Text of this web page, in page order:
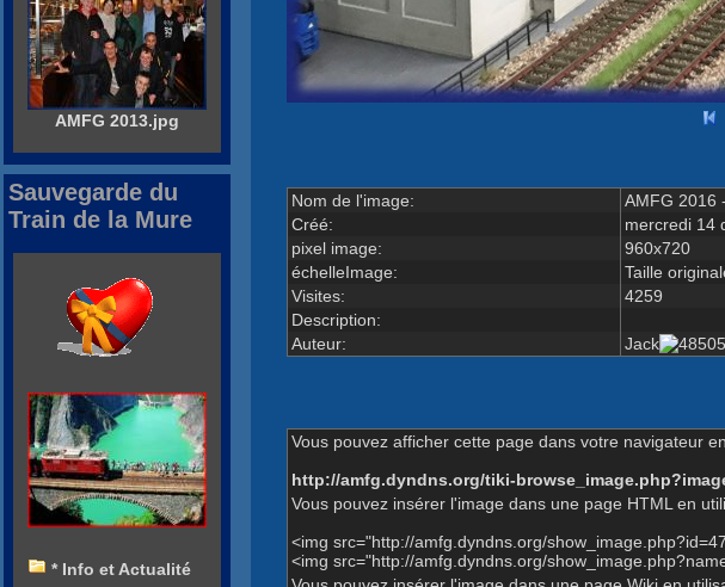
Nom de l'image:
AMFG 2016
Créé:
mercredi 14
pixel image:
960x720
échelleImage:
Taille
Visites:
4259
Description:
Auteur:
Jack
Vous pouvez afficher cette page dans votre navigateur
http://amfg.dyndns.org/tiki-
Vous pouvez insérer l'image dans une page HTML en
<img src="http://amfg.dyndns.org/
<img src="http://amfg.dyndns.org/
AMFG 2013.jpg
Sauvegarde du
Train de la Mure
* Info et Actualité